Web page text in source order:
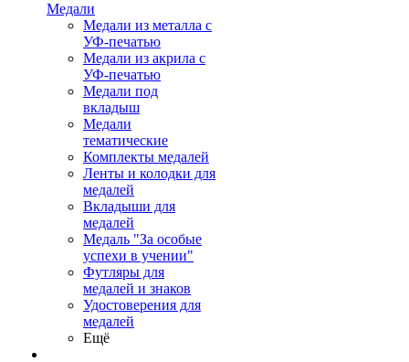
Медали
Медали из металла с
УФ-печатью
Медали из акрила с
УФ-печатью
Медали под
вкладыш
Медали
тематические
Комплекты медалей
Ленты и колодки для
медалей
Вкладыши для
медалей
Медаль "За особые
успехи в учении"
Футляры для
медалей и знаков
Удостоверения для
медалей
Ещё